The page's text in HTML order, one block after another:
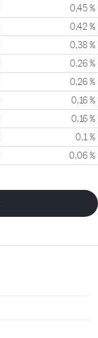
0,45 %
0,42 %
0,38 %
0,26 %
0,26 %
0,16 %
0,16 %
0,1 %
0,06 %